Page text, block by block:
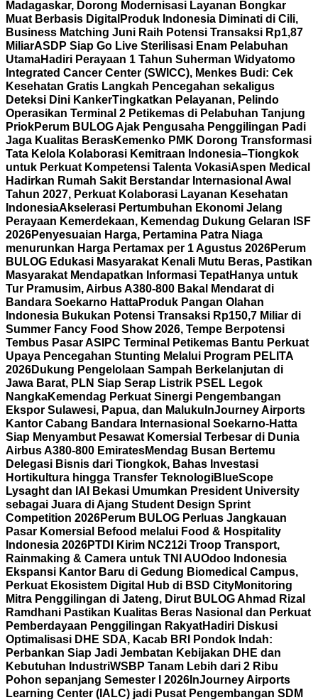
Madagaskar, Dorong Modernisasi Layanan Bongkar
Muat Berbasis Digital Produk Indonesia Diminati di Cili,
Business Matching Juni Raih Potensi Transaksi Rp1,87
MiliarASDP Siap Go Live Sterilisasi Enam Pelabuhan
UtamaHadiri Perayaan 1 Tahun Suherman Widyatomo
Integrated Cancer Center (SWICC), Menkes Budi: Cek
Kesehatan Gratis Langkah Pencegahan sekaligus
Deteksi Dini KankerTingkatkan Pelayanan, Pelindo
Operasikan Terminal 2 Petikemas di Pelabuhan Tanjung
PriokPerum BULOG Ajak Pengusaha Penggilingan Padi
Jaga Kualitas BerasKemenko PMK Dorong Transformasi
Tata Kelola Kolaborasi Kemitraan Indonesia–Tiongkok
untuk Perkuat Kompetensi Talenta VokasiAspen Medical
Hadirkan Rumah Sakit Berstandar Internasional Awal
Tahun 2027, Perkuat Kolaborasi Layanan Kesehatan
IndonesiaAkselerasi Pertumbuhan Ekonomi Jelang
Perayaan Kemerdekaan, Kemendag Dukung Gelaran ISF
2026Penyesuaian Harga, Pertamina Patra Niaga
menurunkan Harga Pertamax per 1 Agustus 2026Perum
BULOG Edukasi Masyarakat Kenali Mutu Beras, Pastikan
Masyarakat Mendapatkan Informasi TepatHanya untuk
Tur Pramusim, Airbus A380-800 Bakal Mendarat di
Bandara Soekarno HattaProduk Pangan Olahan
Indonesia Bukukan Potensi Transaksi Rp150,7 Miliar di
Summer Fancy Food Show 2026, Tempe Berpotensi
Tembus Pasar AS IPC Terminal Petikemas Bantu Perkuat
Upaya Pencegahan Stunting Melalui Program PELITA
2026Dukung Pengelolaan Sampah Berkelanjutan di
Jawa Barat, PLN Siap Serap Listrik PSEL Legok
NangkaKemendag Perkuat Sinergi Pengembangan
Ekspor Sulawesi, Papua, dan Maluku InJourney Airports
Kantor Cabang Bandara Internasional Soekarno-Hatta
Siap Menyambut Pesawat Komersial Terbesar di Dunia
Airbus A380-800 EmiratesMendag Busan Bertemu
Delegasi Bisnis dari Tiongkok, Bahas Investasi
Hortikultura hingga Transfer TeknologiBlueScope
Lysaght dan IAI Bekasi Umumkan President University
sebagai Juara di Ajang Student Design Sprint
Competition 2026Perum BULOG Perluas Jangkauan
Pasar Komersial Befood melalui Food & Hospitality
Indonesia 2026PTDI Kirim NC212i Troop Transport,
Rainmaking & Camera untuk TNI AUOdoo Indonesia
Ekspansi Kantor Baru di Gedung Biomedical Campus,
Perkuat Ekosistem Digital Hub di BSD CityMonitoring
Mitra Penggilingan di Jateng, Dirut BULOG Ahmad Rizal
Ramdhani Pastikan Kualitas Beras Nasional dan Perkuat
Pemberdayaan Penggilingan RakyatHadiri Diskusi
Optimalisasi DHE SDA, Kacab BRI Pondok Indah:
Perbankan Siap Jadi Jembatan Kebijakan DHE dan
Kebutuhan IndustriWSBP Tanam Lebih dari 2 Ribu
Pohon sepanjang Semester I 2026 InJourney Airports
Learning Center (IALC) jadi Pusat Pengembangan SDM